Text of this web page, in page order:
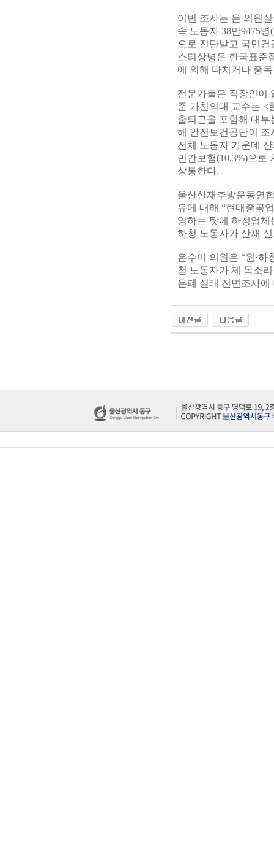
이번 조사는 은 의원
속 노동자 38만9475
으로 진단받고 국민
스티상병은 한국표준
에 의해 다치거나 중
전문가들은 직장인이
준 가천의대 교수는 <
출퇴근을 포함해 대
해 안전보건공단이 조
전체 노동자 가운데
민간보험(10.3%)으로
상통한다.
울산산재추방운동연
유에 대해 “현대중공
영하는 탓에 하청업체
하청 노동자가 산재
은수미 의원은 “원·
청 노동자가 제 목소
은폐 실태 전면조사